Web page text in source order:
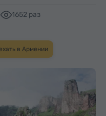
1652 раз
в Армении